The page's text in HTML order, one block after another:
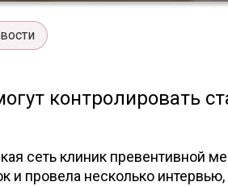
контролировать
сеть клиник превентивной
и провела несколько